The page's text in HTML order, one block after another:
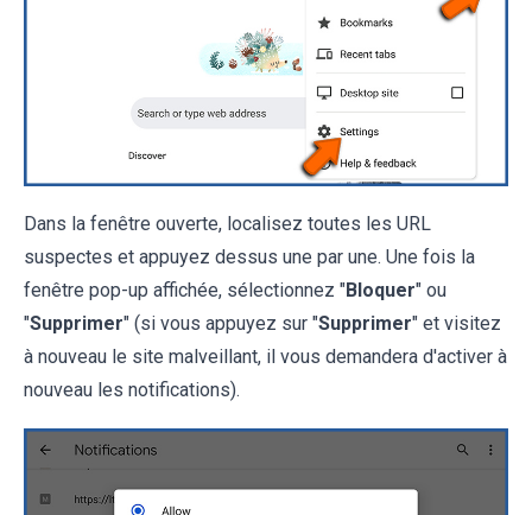
Dans la fenêtre ouverte, localisez toutes les URL
suspectes et appuyez dessus une par une. Une fois la
fenêtre pop-up affichée, sélectionnez "Bloquer" ou
"Supprimer" (si vous appuyez sur "Supprimer" et visitez
à nouveau le site malveillant, il vous demandera d'activer à
nouveau les notifications).